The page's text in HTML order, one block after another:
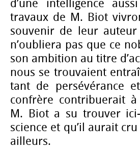
d’une intelligence
travaux de M. Biot
souvenir de leur
n’oubliera pas que ce
son ambition au titre
nous se trouvaient
tant de persévérance
confrère contribuerait
M. Biot a su trouver
science et qu’il aurait
ailleurs.